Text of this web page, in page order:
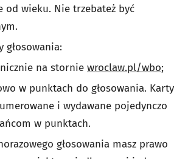
od wieku. Nie trzebateż być
głosowania:
na stornie wroclaw.pl/wbo;
w punktach do głosowania. Karty
i wydawane pojedynczo
w punktach.
głosowania masz prawo